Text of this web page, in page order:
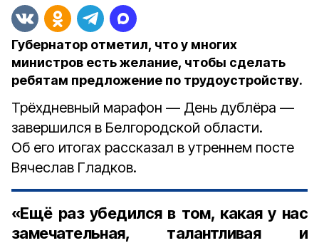
Губернатор отметил, что у многих
министров есть желание, чтобы сделать
ребятам предложение по трудоустройству.
Трёхдневный марафон — День дублёра —
завершился в Белгородской области.
Об его итогах рассказал в утреннем посте
Вячеслав Гладков.
«Ещё раз убедился в том, какая у нас
замечательная, талантливая и